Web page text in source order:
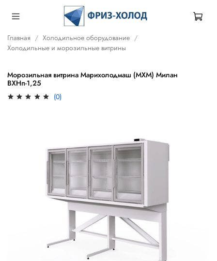
Главная
Холодильное оборудование
Холодильные и морозильные витрины
Морозильная витрина Марихолодмаш (МХМ) Милан
ВХНп-1,25
(0)